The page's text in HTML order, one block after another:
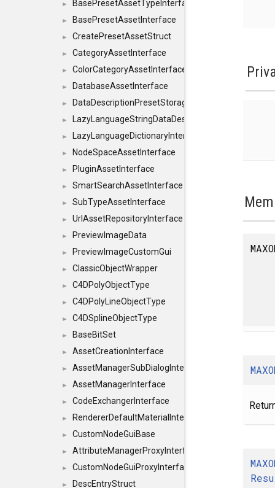
► BasePresetAssetTypeInterface
► BasePresetAssetInterface
► CreatePresetAssetStruct
► CategoryAssetInterface
► ColorCategoryAssetInterface
► DatabaseAssetInterface
► DataDescriptionPresetStorageInterface
►
► LazyLanguageDictionaryInterface
► NodeSpaceAssetInterface
► PluginAssetInterface
► SmartSearchAssetInterface
► SubTypeAssetInterface
► UrlAssetRepositoryInterface
► PreviewImageData
► PreviewImageCustomGui
► ClassicObjectWrapper
► C4DPolyObjectType
► C4DPolyLineObjectType
► C4DSplineObjectType
► BaseBitSet
► AssetCreationInterface
► AssetManagerSubDialogInterface
► AssetManagerInterface
► CodeExchangerInterface
► RendererDefaultMaterialInterface
► CustomNodeGuiBase
► AttributeManagerProxyInterface
► CustomNodeGuiProxyInterface
► DescEntryStruct